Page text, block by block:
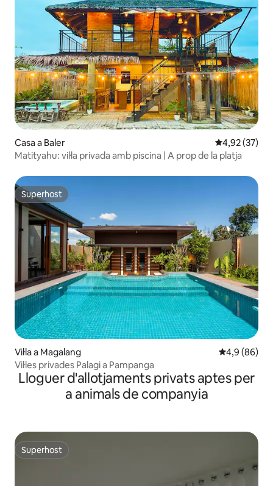
Casa a Baler 4,92 de
4,92 (37)
Matityahu: vil·la privada amb piscina | A prop de la platja
Superhost
Superhost
Vil·la a Magalang 4,9 de
4,9 (86)
Vil·les privades Palagi a Pampanga
Lloguer d'allotjaments privats aptes per
a animals de companyia
Superhost
Superhost